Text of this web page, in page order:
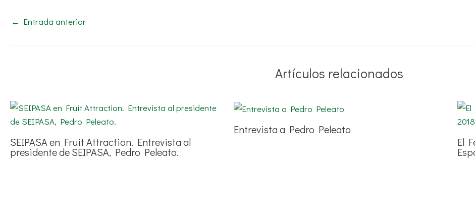
← Entrada anterior
Artículos relacionados
SEIPASA en Fruit Attraction. Entrevista al
presidente de SEIPASA, Pedro Peleato.
Entrevista a Pedro Peleato
El